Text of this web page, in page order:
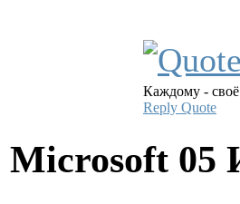
Каждому -
Reply Quote
Microsoft 05